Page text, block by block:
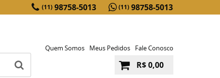
(11) 98758-5013 (11) 98758-5013
Quem Somos Meus Pedidos Fale Conosco
R$ 0,00